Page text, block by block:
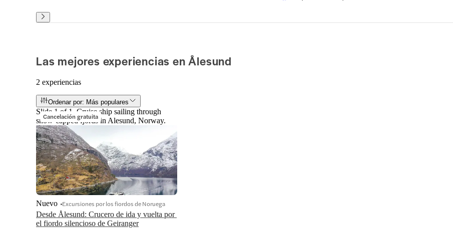
Las mejores experiencias en Ålesund
2 experiencias
Ordenar por: Más populares
Cancelación gratuita
Slide 1 of 1, Cruise ship sailing through
snow-capped fjords in Alesund, Norway.
Desde Ålesund: Crucero de ida y vuelta por
el fiordo silencioso de Geiranger
Nuevo Excursiones por los fiordos de Noruega